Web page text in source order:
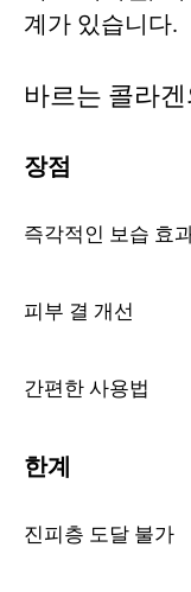
계가 있습니다.
바르는 콜라
장점
즉각적인 보습 효
피부 결 개선
간편한 사용법
한계
진피층 도달 불가